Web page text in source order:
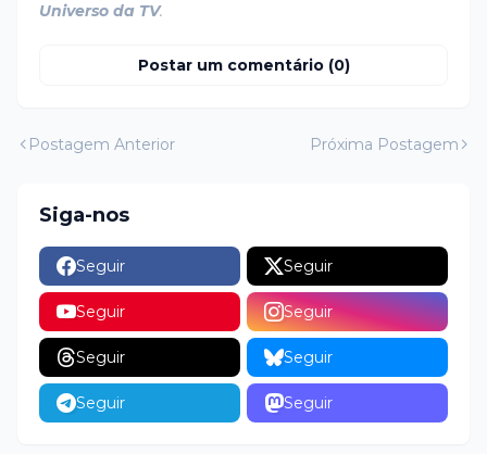
Universo da TV.
Postar um comentário (0)
Postagem Anterior Próxima Postagem
Siga-nos
Seguir Seguir
Seguir Seguir
Seguir Seguir
Seguir Seguir